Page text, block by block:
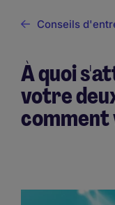
Conseils
À quoi
votre
comment